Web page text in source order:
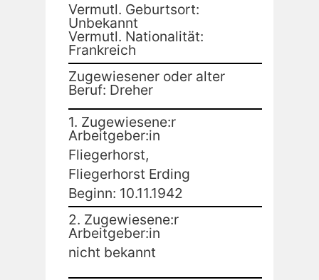
Vermutl. Geburtsort:
Unbekannt
Vermutl. Nationalität:
Frankreich
Zugewiesener oder alter
Beruf: Dreher
1. Zugewiesene:r
Arbeitgeber:in
Fliegerhorst,
Fliegerhorst Erding
Beginn: 10.11.1942
2. Zugewiesene:r
Arbeitgeber:in
nicht bekannt